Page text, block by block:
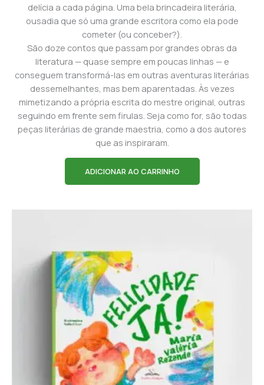
delícia a cada página. Uma bela brincadeira literária,
ousadia que só uma grande escritora como ela pode
cometer (ou conceber?).
São doze contos que passam por grandes obras da
literatura — quase sempre em poucas linhas — e
conseguem transformá-las em outras aventuras literárias
dessemelhantes, mas bem aparentadas. Às vezes
mimetizando a própria escrita do mestre original, outras
seguindo em frente sem firulas. Seja como for, são todas
peças literárias de grande maestria, como a dos autores
que as inspiraram.
ADICIONAR AO CARRINHO